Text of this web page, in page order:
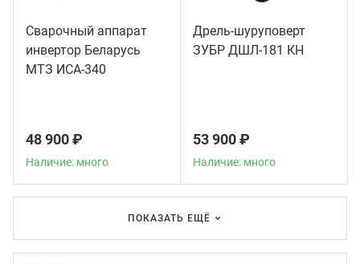
Сварочный аппарат
инвертор Беларусь
МТЗ ИСА-340
48 900 ₽
Наличие: много
Дрель-шуруповерт
ЗУБР ДШЛ-181 КН
53 900 ₽
Наличие: много
ПОКАЗАТЬ ЕЩЁ